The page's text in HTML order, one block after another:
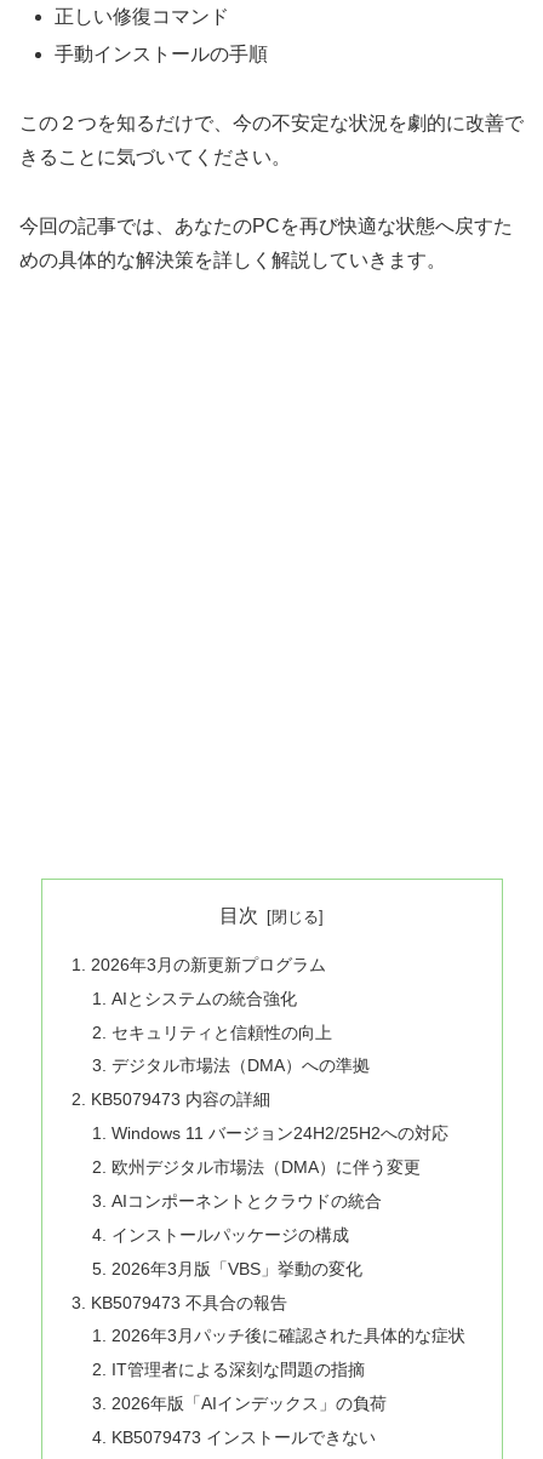
正しい修復コマンド
手動インストールの手順
この２つを知るだけで、今の不安定な状況を劇的に改善で
きることに気づいてください。
今回の記事では、あなたのPCを再び快適な状態へ戻すた
めの具体的な解決策を詳しく解説していきます。
目次
2026年3月の新更新プログラム
AIとシステムの統合強化
セキュリティと信頼性の向上
デジタル市場法（DMA）への準拠
KB5079473 内容の詳細
Windows 11 バージョン24H2/25H2への対応
欧州デジタル市場法（DMA）に伴う変更
AIコンポーネントとクラウドの統合
インストールパッケージの構成
2026年3月版「VBS」挙動の変化
KB5079473 不具合の報告
2026年3月パッチ後に確認された具体的な症状
IT管理者による深刻な問題の指摘
2026年版「AIインデックス」の負荷
KB5079473 インストールできない